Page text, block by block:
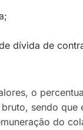
dívida de
o
sendo que
do